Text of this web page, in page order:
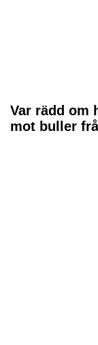
Var rädd om
mot buller